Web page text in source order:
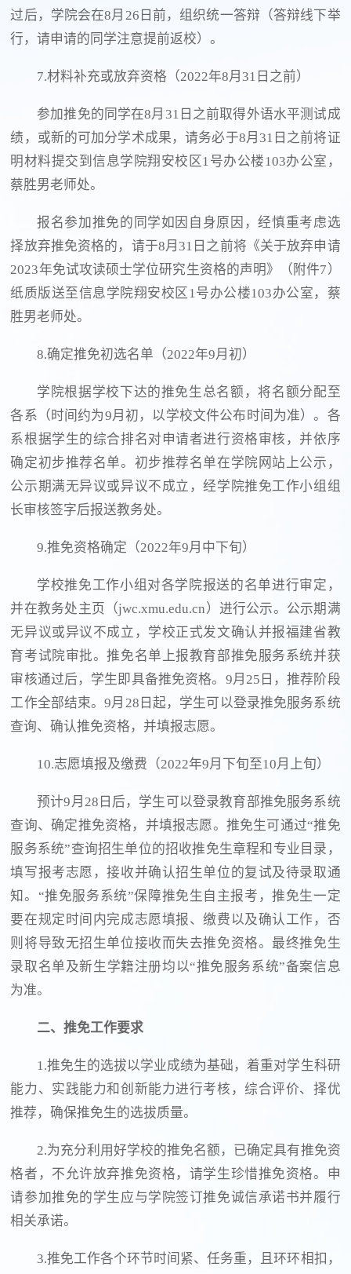
过后，学院会在8月26日前，组织统一答辩（答辩线下举
行，请申请的同学注意提前返校）。
7.材料补充或放弃资格（2022年8月31日之前）
参加推免的同学在8月31日之前取得外语水平测试成
绩，或新的可加分学术成果，请务必于8月31日之前将证
明材料提交到信息学院翔安校区1号办公楼103办公室，
蔡胜男老师处。
报名参加推免的同学如因自身原因，经慎重考虑选
择放弃推免资格的，请于8月31日之前将《关于放弃申请
2023年免试攻读硕士学位研究生资格的声明》（附件7）
纸质版送至信息学院翔安校区1号办公楼103办公室，蔡
胜男老师处。
8.确定推免初选名单（2022年9月初）
学院根据学校下达的推免生总名额，将名额分配至
各系（时间约为9月初，以学校文件公布时间为准）。各
系根据学生的综合排名对申请者进行资格审核，并依序
确定初步推荐名单。初步推荐名单在学院网站上公示，
公示期满无异议或异议不成立，经学院推免工作小组组
长审核签字后报送教务处。
9.推免资格确定（2022年9月中下旬）
学校推免工作小组对各学院报送的名单进行审定，
并在教务处主页（jwc.xmu.edu.cn）进行公示。公示期满
无异议或异议不成立，学校正式发文确认并报福建省教
育考试院审批。推免名单上报教育部推免服务系统并获
审核通过后，学生即具备推免资格。9月25日，推荐阶段
工作全部结束。9月28日起，学生可以登录推免服务系统
查询、确认推免资格，并填报志愿。
10.志愿填报及缴费（2022年9月下旬至10月上旬）
预计9月28日后，学生可以登录教育部推免服务系统
查询、确定推免资格，并填报志愿。推免生可通过“推免
服务系统”查询招生单位的招收推免生章程和专业目录，
填写报考志愿，接收并确认招生单位的复试及待录取通
知。“推免服务系统”保障推免生自主报考，推免生一定
要在规定时间内完成志愿填报、缴费以及确认工作，否
则将导致无招生单位接收而失去推免资格。最终推免生
录取名单及新生学籍注册均以“推免服务系统”备案信息
为准。
二、推免工作要求
1.推免生的选拔以学业成绩为基础，着重对学生科研
能力、实践能力和创新能力进行考核，综合评价、择优
推荐，确保推免生的选拔质量。
2.为充分利用好学校的推免名额，已确定具有推免资
格者，不允许放弃推免资格，请学生珍惜推免资格。申
请参加推免的学生应与学院签订推免诚信承诺书并履行
相关承诺。
3.推免工作各个环节时间紧、任务重，且环环相扣，